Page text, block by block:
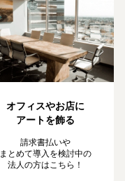
オフィスやお店に
アートを飾る
請求書払いや
まとめて導入を検討中の
法人の方はこちら！